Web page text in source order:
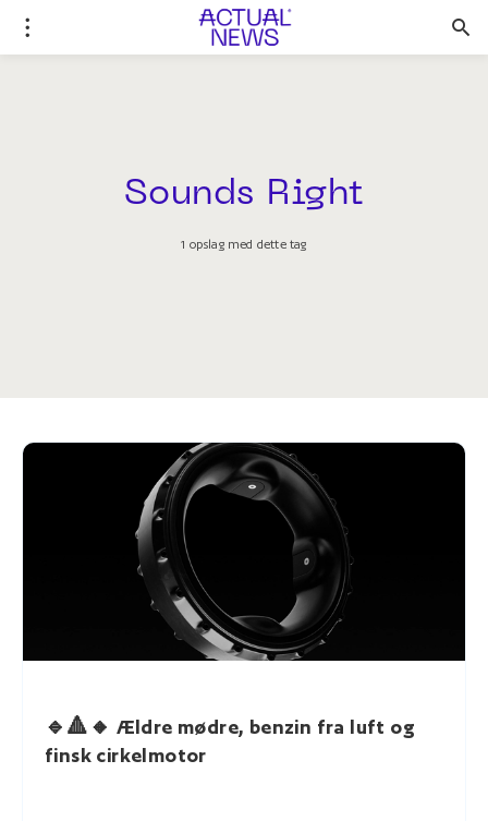
Sounds Right
1 opslag med dette tag
🔹🔺🔸 Ældre mødre, benzin fra luft og
finsk cirkelmotor